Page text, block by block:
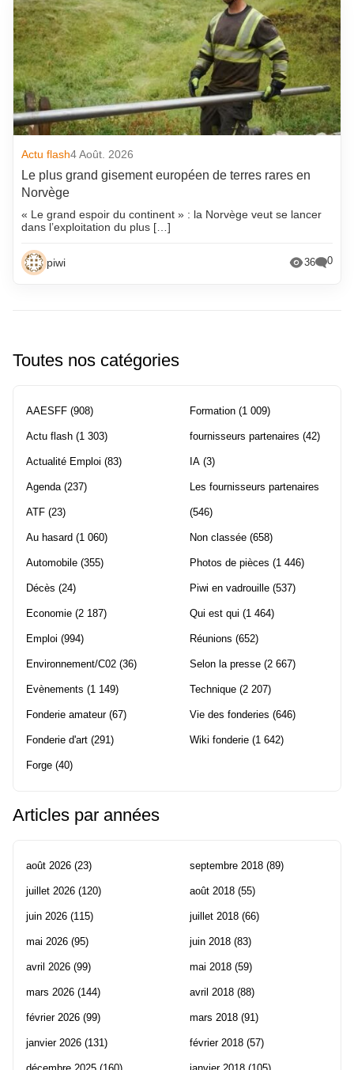
Actu flash4 Août. 2026
Le plus grand gisement européen de terres rares en
Norvège
« Le grand espoir du continent » : la Norvège veut se lancer
dans l’exploitation du plus […]
piwi 36 0
Toutes nos catégories
AAESFF (908)
Actu flash (1 303)
Actualité Emploi (83)
Agenda (237)
ATF (23)
Au hasard (1 060)
Automobile (355)
Décès (24)
Economie (2 187)
Emploi (994)
Environnement/C02 (36)
Evènements (1 149)
Fonderie amateur(67)
Fonderie d'art (291)
Forge (40)
Formation (1 009)
fournisseurs partenaires (42)
IA (3)
Les fournisseurs partenaires
(546)
Non classée (658)
Photos de pièces (1 446)
Piwi en vadrouille (537)
Qui est qui (1 464)
Réunions (652)
Selon la presse (2 667)
Technique (2 207)
Vie des fonderies (646)
Wiki fonderie (1 642)
Articles par années
août 2026 (23)
juillet 2026 (120)
juin 2026 (115)
mai 2026 (95)
avril 2026 (99)
mars 2026 (144)
février 2026 (99)
janvier 2026 (131)
septembre 2018 (89)
août 2018 (55)
juillet 2018 (66)
juin 2018 (83)
mai 2018 (59)
avril 2018 (88)
mars 2018 (91)
février 2018 (57)